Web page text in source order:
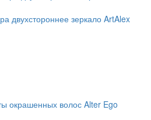
двухстороннее зеркало ArtAlex